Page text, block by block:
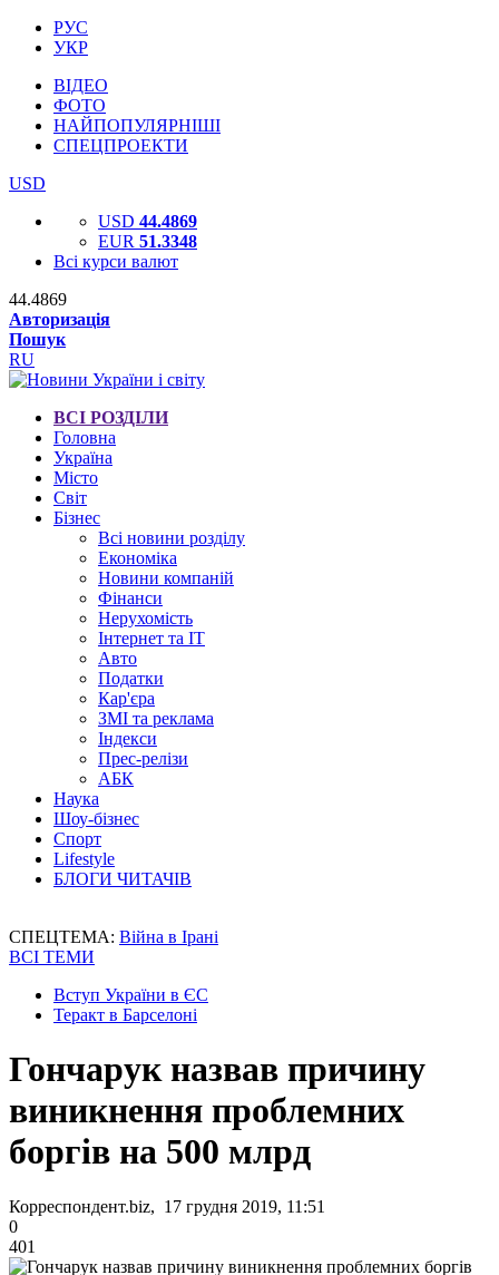
РУС
УКР
ВІДЕО
ФОТО
НАЙПОПУЛЯРНІШІ
СПЕЦПРОЕКТИ
USD
USD 44.4869
EUR 51.3348
Всі курси валют
44.4869
Авторизація
Пошук
RU
ВСІ РОЗДІЛИ
Головна
Україна
Місто
Світ
Бізнес
Всі новини розділу
Економіка
Новини компаній
Фінанси
Нерухомість
Інтернет та IT
Авто
Податки
Кар'єра
ЗМІ та реклама
Індекси
Прес-релізи
АБК
Наука
Шоу-бізнес
Спорт
Lifestyle
БЛОГИ ЧИТАЧІВ
СПЕЦТЕМА: Війна в Ірані
ВСІ ТЕМИ
Вступ України в ЄС
Теракт в Барселоні
Гончарук назвав причину
виникнення проблемних
боргів на 500 млрд
Корреспондент.biz, 17 грудня 2019, 11:51
0
401